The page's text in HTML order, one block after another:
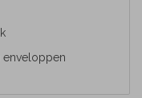
enveloppen